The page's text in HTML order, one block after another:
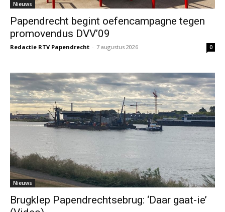
Nieuws
Papendrecht begint oefencampagne tegen
promovendus DVV’09
Redactie RTV Papendrecht - 7 augustus 2026 0
Nieuws
Brugklep Papendrechtsebrug: ‘Daar gaat-ie’